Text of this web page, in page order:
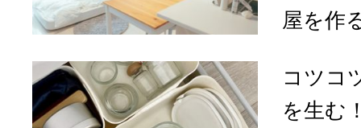
屋を作
コツコ
を生む